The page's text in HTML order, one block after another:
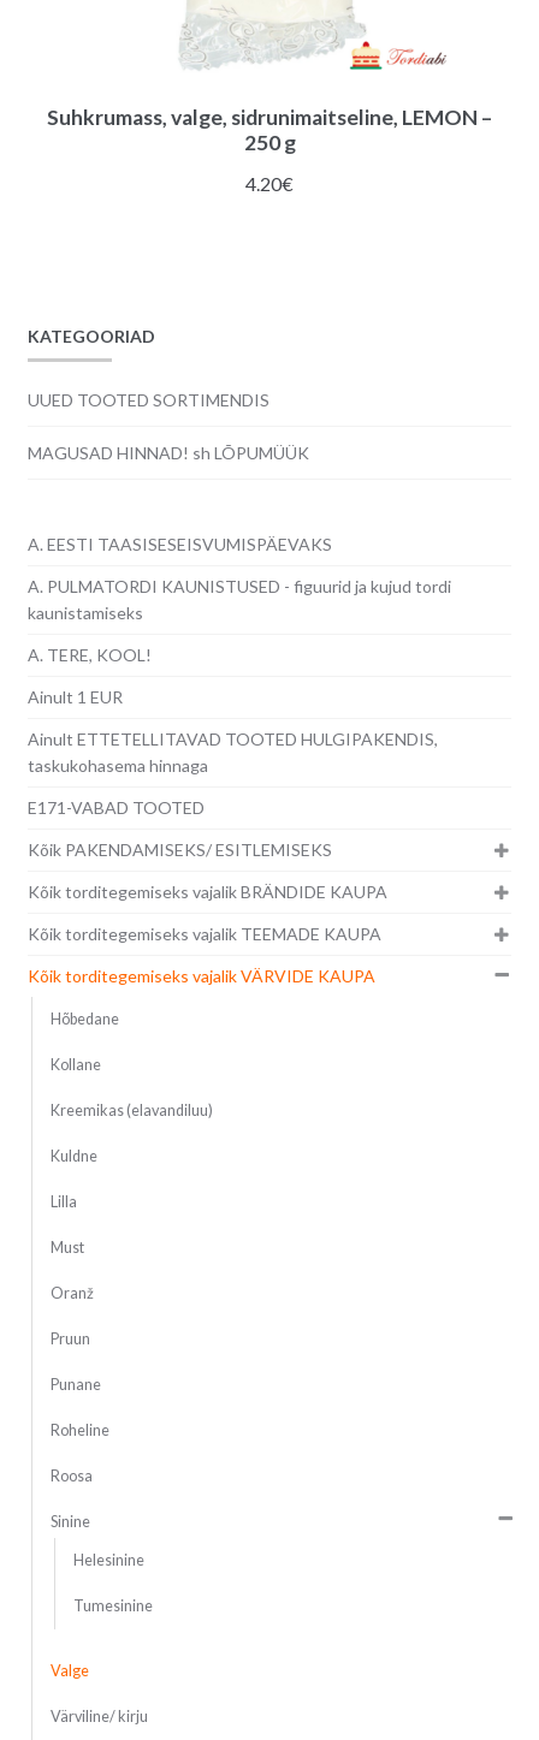
Suhkrumass, valge, sidrunimaitseline, LEMON –
250 g
4.20€
KATEGOORIAD
UUED TOOTED SORTIMENDIS
MAGUSAD HINNAD! sh LÕPUMÜÜK
A. EESTI TAASISESEISVUMISPÄEVAKS
A. PULMATORDI KAUNISTUSED - figuurid ja kujud tordi
kaunistamiseks
A. TERE, KOOL!
Ainult 1 EUR
Ainult ETTETELLITAVAD TOOTED HULGIPAKENDIS,
taskukohasema hinnaga
E171-VABAD TOOTED
Kõik PAKENDAMISEKS/ ESITLEMISEKS
Kõik torditegemiseks vajalik BRÄNDIDE KAUPA
Kõik torditegemiseks vajalik TEEMADE KAUPA
Kõik torditegemiseks vajalik VÄRVIDE KAUPA
Hõbedane
Kollane
Kreemikas (elavandiluu)
Kuldne
Lilla
Must
Oranž
Pruun
Punane
Roheline
Roosa
Sinine
Helesinine
Tumesinine
Valge
Värviline/ kirju